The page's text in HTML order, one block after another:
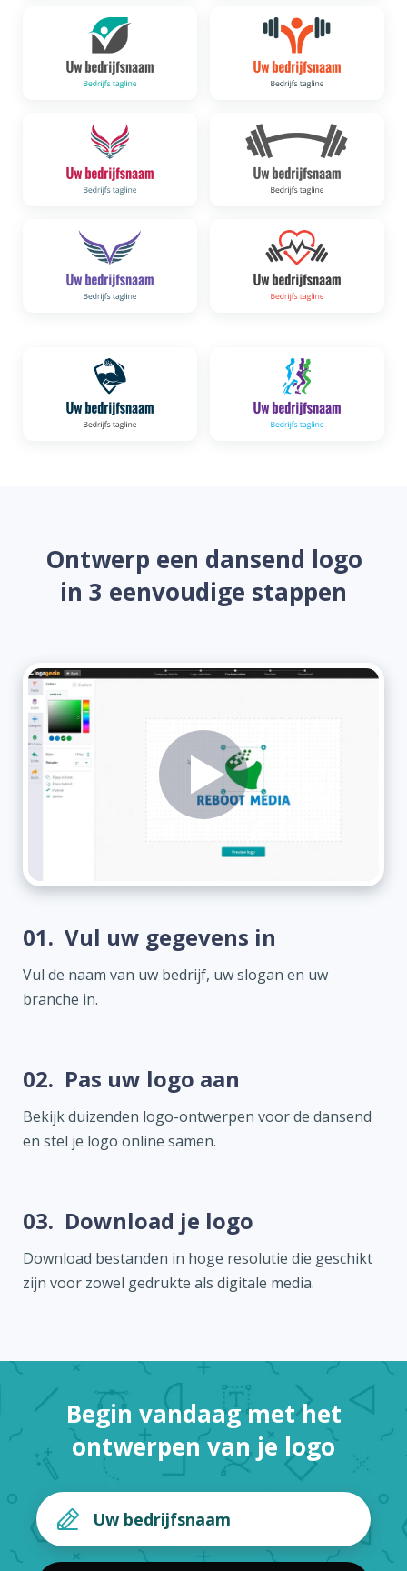
Ontwerp een dansend logo
in 3 eenvoudige stappen
01. Vul uw gegevens in
Vul de naam van uw bedrijf, uw slogan en uw
branche in.
02. Pas uw logo aan
Bekijk duizenden logo-ontwerpen voor de dansend
en stel je logo online samen.
03. Download je logo
Download bestanden in hoge resolutie die geschikt
zijn voor zowel gedrukte als digitale media.
Begin vandaag met het
ontwerpen van je logo